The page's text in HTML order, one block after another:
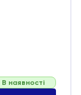
В наявності